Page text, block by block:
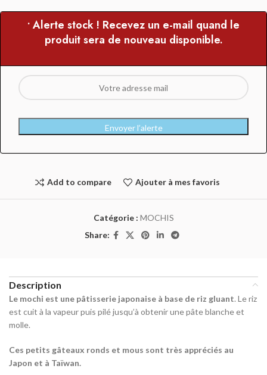
• Alerte stock ! Recevez un e-mail quand le
produit sera de nouveau disponible.
Envoyer l’alerte
Add to compare Ajouter à mes favoris
Catégorie : MOCHIS
Share:
Description
Le mochi est une pâtisserie japonaise à base de riz gluant. Le riz
est cuit à la vapeur puis pilé jusqu’à obtenir une pâte blanche et
molle.
Ces petits gâteaux ronds et mous sont très appréciés au
Japon et à Taïwan.